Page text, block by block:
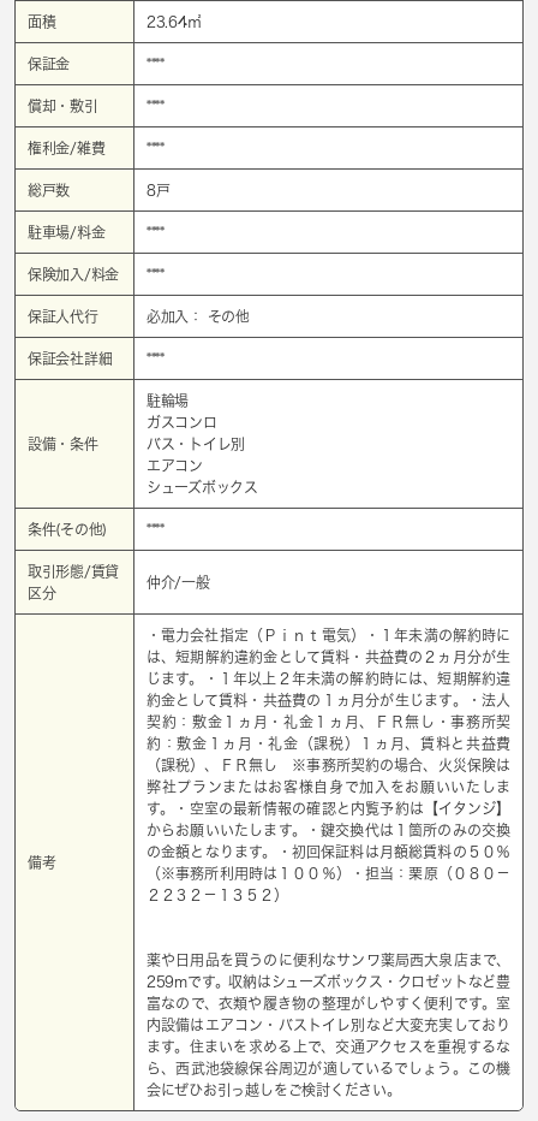
面積 23.64㎡
保証金 ****
償却・敷引 ****
権利金/雑費 ****
総戸数 8戸
駐車場/料金 ****
保険加入/料金 ****
保証人代行 必加入： その他
保証会社詳細 ****
設備・条件
駐輪場
ガスコンロ
バス・トイレ別
エアコン
シューズボックス
条件(その他) ****
取引形態/賃貸
区分
仲介/一般
備考
・電力会社指定（Ｐｉｎｔ電気）・１年未満の解約時に
は、短期解約違約金として賃料・共益費の２ヵ月分が生
じます。・１年以上２年未満の解約時には、短期解約違
約金として賃料・共益費の１ヵ月分が生じます。・法人
契約：敷金１ヵ月・礼金１ヵ月、ＦＲ無し・事務所契
約：敷金１ヵ月・礼金（課税）１ヵ月、賃料と共益費
（課税）、ＦＲ無し ※事務所契約の場合、火災保険は
弊社プランまたはお客様自身で加入をお願いいたしま
す。・空室の最新情報の確認と内覧予約は【イタンジ】
からお願いいたします。・鍵交換代は１箇所のみの交換
の金額となります。・初回保証料は月額総賃料の５０％
（※事務所利用時は１００％）・担当：栗原（０８０－
２２３２－１３５２）
薬や日用品を買うのに便利なサンワ薬局西大泉店まで、
259mです。収納はシューズボックス・クロゼットなど豊
富なので、衣類や履き物の整理がしやすく便利です。室
内設備はエアコン・バストイレ別など大変充実しており
ます。住まいを求める上で、交通アクセスを重視するな
ら、西武池袋線保谷周辺が適しているでしょう。この機
会にぜひお引っ越しをご検討ください。